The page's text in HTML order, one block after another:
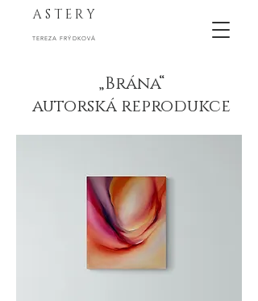
A S T E R Y
TEREZA FRÝDKOVÁ
„Brána“
autorská reprodukce